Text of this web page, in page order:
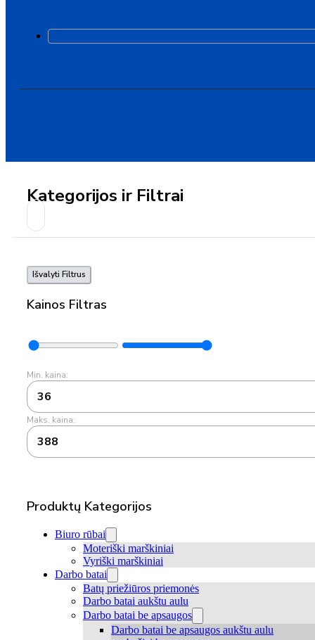
Kategorijos ir Filtrai
Išvalyti Filtrus
Kainos Filtras
Min. kaina:
36
Maks. kaina:
388
Produktų Kategorijos
Biuro rūbai
Moteriški marškiniai
Vyriški marškiniai
Darbo batai
Batų priežiūros priemonės
Darbo batai aukštu aulu
Darbo batai be apsaugos
Darbo batai be apsaugos aukštu aulu